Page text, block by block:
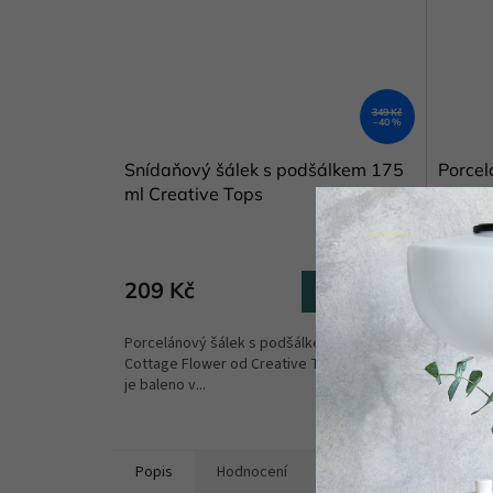
349 Kč
–40 %
Snídaňový šálek s podšálkem 175
ml Creative Tops
Skladem (1 ks)
209 Kč
Porcelánový šálek s podšálkem z kolekce
Cottage Flower od Creative Tops. Nádobí
je baleno v...
cm,
Popis Hodnocení